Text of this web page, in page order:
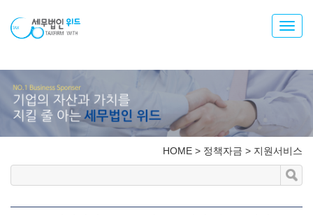
HOME > 정책자금 > 지원서비스